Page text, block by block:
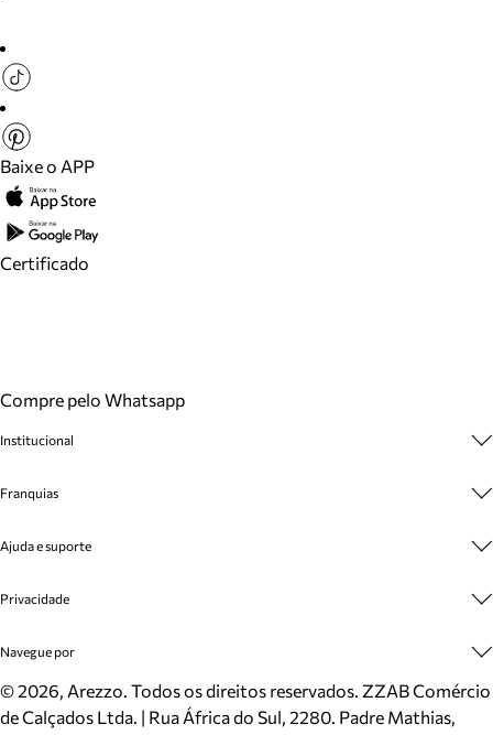
Baixe o APP
Certificado
Compre pelo Whatsapp
Institucional
Cashback
Venda Corporativa
Mapa do Site
Inverno
Mundo Arezzo
Franquias
Plano de Negócio
Ajuda e suporte
Cadastro
Meus Pedidos
Trocas e Devoluções
Cartão Presente
Privacidade
Politica e Privacidade
Navegue por
Sapatos
Bolsas
©2026, Arezzo. Todos os direitos reservados. ZZAB Comércio
de Calçados Ltda. | Rua África do Sul, 2280. Padre Mathias,